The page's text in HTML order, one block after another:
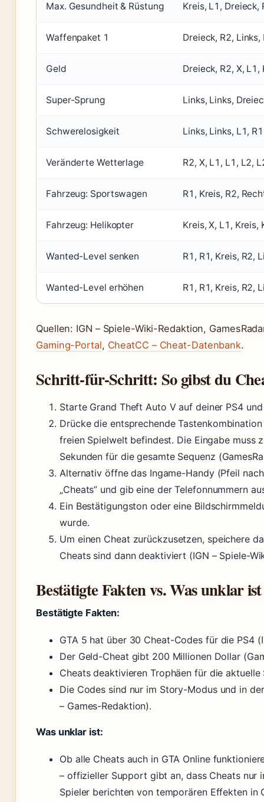
Max. Gesundheit & Rüstung Kreis, L1, Dreieck,
Waffenpaket 1 Dreieck, R2,
Geld Dreieck, R2, X, L1,
Super-Sprung Links, Links,
Schwerelosigkeit Links, Links, L1,
Veränderte Wetterlage R2, X, L1, L1, L2,
Fahrzeug: Sportswagen R1, Kreis, R2,
Fahrzeug: Helikopter Kreis, X, L1, Kreis,
Wanted-Level senken R1, R1, Kreis, R2,
Wanted-Level erhöhen R1, R1, Kreis, R2,
Quellen: IGN – Spiele-Wiki-Redaktion,
Gaming-Portal, CheatCC – Cheat-Datenbank.
Schritt-für-Schritt: So gibst du
Starte Grand Theft Auto V auf deiner PS4
Drücke die entsprechende
freien Spielwelt befindest. Die Eingabe muss
Sekunden für die gesamte Sequenz
Alternativ öffne das Ingame-Handy (Pfeil
„Cheats” und gib eine der Telefonnummern
Ein Bestätigungston oder eine
wurde.
Um einen Cheat zurückzusetzen, speichere
Cheats sind dann deaktiviert (IGN – Spiele-
Bestätigte Fakten vs. Was unklar ist
Bestätigte Fakten:
GTA 5 hat über 30 Cheat-Codes für die PS4
Der Geld-Cheat gibt 200 Millionen Dollar
Cheats deaktivieren Trophäen für die
Die Codes sind nur im Story-Modus und in
– Games-Redaktion).
Was unklar ist:
Ob alle Cheats auch in GTA Online
– offizieller Support gibt an, dass Cheats nur
Spieler berichten von temporären Effekten in